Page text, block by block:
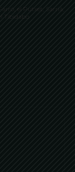
el Putxet, Sarrià,
Tibidabo